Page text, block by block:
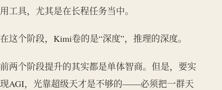
用工具，尤其是在长程任务当中。
在这个阶段，Kimi卷的是“深度”，推理的深度。
前两个阶段提升的其实都是单体智商。但是，要实
现AGI，光靠超级天才是不够的——必须把一群天